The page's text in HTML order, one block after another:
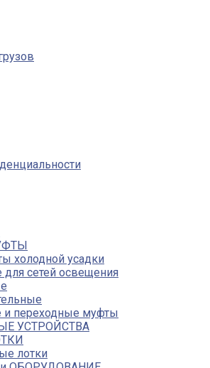
холодной усадки
сетей освещения
и переходные муфты
УСТРОЙСТВА
лотки